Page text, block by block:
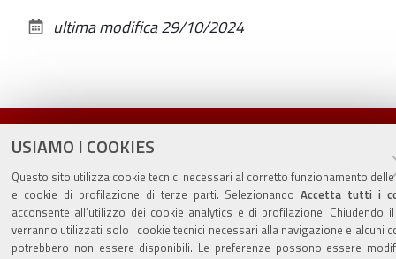
USIAMO I COOKIES
Questo sito utilizza cookie tecnici necessari al corretto funzionamento
e cookie di profilazione di terze parti. SelezionandoAccetta tutti i
acconsente all’utilizzo dei cookie analytics e di profilazione. Chiudendo
verranno utilizzati solo i cookie tecnici necessari alla navigazione e alcuni
potrebbero non essere disponibili. Le preferenze possono essere
documento
ultima modifica29/10/2024